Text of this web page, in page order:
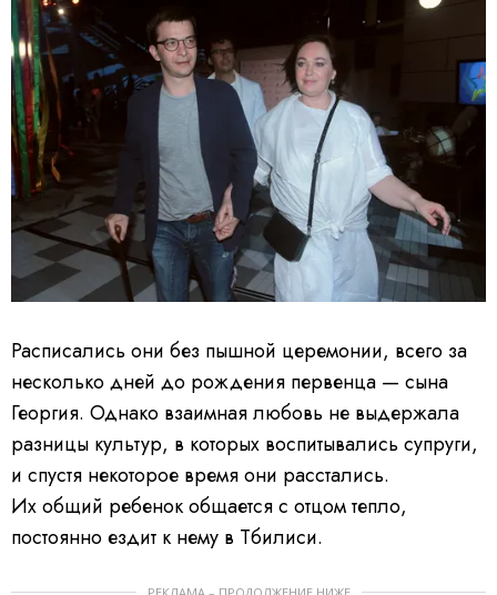
Расписались они без пышной церемонии, всего за
несколько дней до рождения первенца — сына
Георгия. Однако взаимная любовь не выдержала
разницы культур, в которых воспитывались супруги,
и спустя некоторое время они расстались.
Их общий ребенок общается с отцом тепло,
постоянно ездит к нему в Тбилиси.